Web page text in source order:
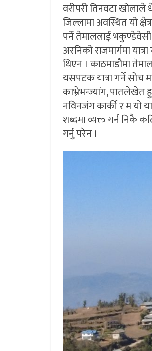
वरीपरी तिनवटा खोलाले
जिल्लामा अवस्थित यो
पर्ने तेमाललाई
अरनिको राजमार्गमा
थिएन । काठमाडौमा
यसपटक यात्रा गर्ने सोच
काभ्रेभन्ज्यांग, पातलेखेत
नविनजंग कार्की र म यो
शब्दमा व्यक्त गर्न निकै
गर्नु परेन ।